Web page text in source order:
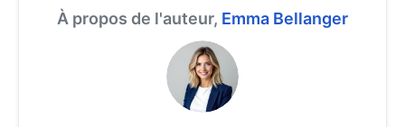
À propos de l'auteur, Emma Bellanger